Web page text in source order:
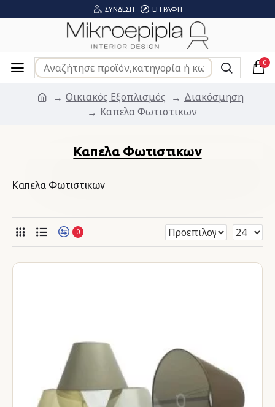
ΣΎΝΔΕΣΗ ΕΓΓΡΑΦΉ
0
Οικιακός Εξοπλισμός
Διακόσμηση
Καπελα Φωτιστικων
Καπελα Φωτιστικων
Καπελα Φωτιστικων
0